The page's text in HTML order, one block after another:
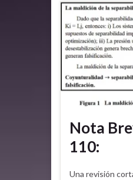
Nota
110:
Una revisión